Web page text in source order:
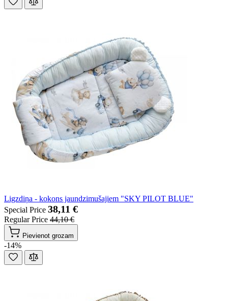
Ligzdiņa - kokons jaundzimušajiem "SKY PILOT BLUE"
Special Price 38,11 €
Regular Price 44,10 €
Pievienot grozam
-14%